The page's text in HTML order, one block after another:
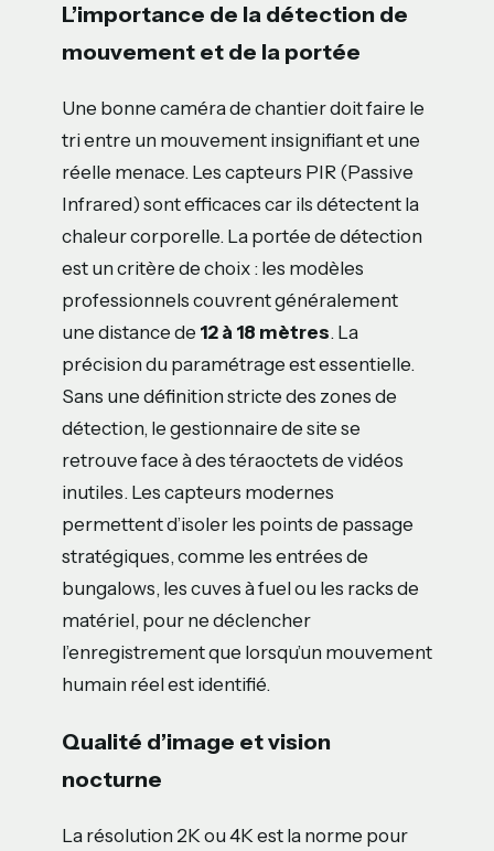
L’importance de la détection de
mouvement et de la portée
Une bonne caméra de chantier doit faire le
tri entre un mouvement insignifiant et une
réelle menace. Les capteurs PIR (Passive
Infrared) sont efficaces car ils détectent la
chaleur corporelle. La portée de détection
est un critère de choix : les modèles
professionnels couvrent généralement
une distance de 12 à 18 mètres. La
précision du paramétrage est essentielle.
Sans une définition stricte des zones de
détection, le gestionnaire de site se
retrouve face à des téraoctets de vidéos
inutiles. Les capteurs modernes
permettent d’isoler les points de passage
stratégiques, comme les entrées de
bungalows, les cuves à fuel ou les racks de
matériel, pour ne déclencher
l’enregistrement que lorsqu’un mouvement
humain réel est identifié.
Qualité d’image et vision
nocturne
La résolution 2K ou 4K est la norme pour